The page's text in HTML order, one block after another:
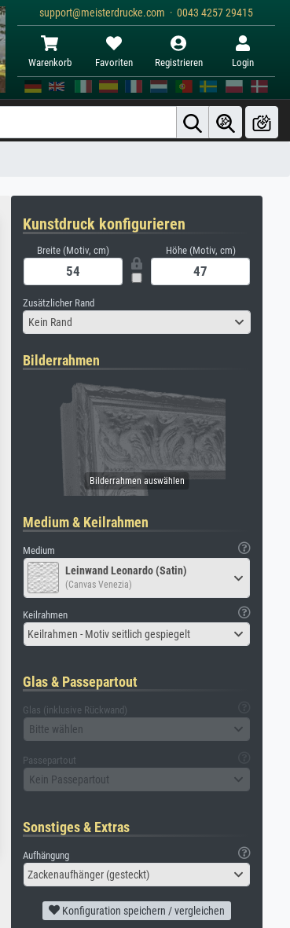
support@meisterdrucke.com · 0043 4257 29415
Warenkorb Favoriten Registrieren Login
Kunstdruck konfigurieren
Breite (Motiv, cm) Höhe (Motiv, cm)
Zusätzlicher Rand
Kein Rand
Bilderrahmen
Medium & Keilrahmen
Medium
Leinwand Leonardo (Satin)
(Canvas Venezia)
Keilrahmen
Keilrahmen - Motiv seitlich gespiegelt
Glas & Passepartout
Glas (inklusive Rückwand)
Bitte wählen
Passepartout
Kein Passepartout
Sonstiges & Extras
Aufhängung
Zackenaufhänger (gesteckt)
Konfiguration speichern / vergleichen